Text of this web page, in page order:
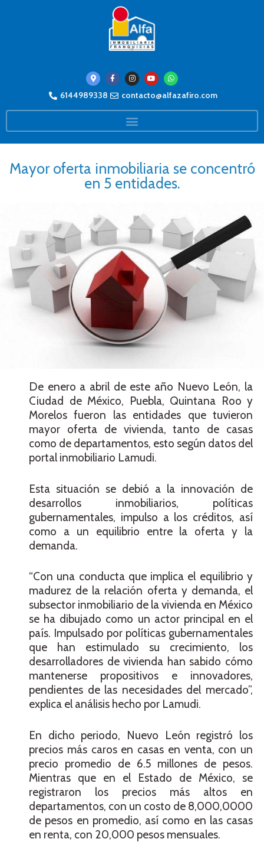
6144989338 contacto@alfazafiro.com
Mayor oferta inmobiliaria se concentró
en 5 entidades.
De enero a abril de este año Nuevo León, la
Ciudad de México, Puebla, Quintana Roo y
Morelos fueron las entidades que tuvieron
mayor oferta de vivienda, tanto de casas
como de departamentos, esto según datos del
portal inmobiliario Lamudi.
Esta situación se debió a la innovación de
desarrollos inmobiliarios, políticas
gubernamentales, impulso a los créditos, así
como a un equilibrio entre la oferta y la
demanda.
“Con una conducta que implica el equilibrio y
madurez de la relación oferta y demanda, el
subsector inmobiliario de la vivienda en México
se ha dibujado como un actor principal en el
país. Impulsado por políticas gubernamentales
que han estimulado su crecimiento, los
desarrolladores de vivienda han sabido cómo
mantenerse propositivos e innovadores,
pendientes de las necesidades del mercado”,
explica el análisis hecho por Lamudi.
En dicho periodo, Nuevo León registró los
precios más caros en casas en venta, con un
precio promedio de 6.5 millones de pesos.
Mientras que en el Estado de México, se
registraron los precios más altos en
departamentos, con un costo de 8,000,0000
de pesos en promedio, así como en las casas
en renta, con 20,000 pesos mensuales.